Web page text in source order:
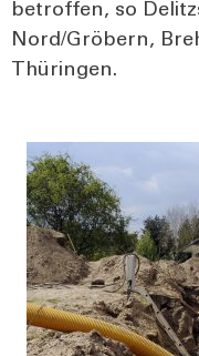
betrof­fen, so
Nor­d/­Grö­bern,
Thü­rin­gen.